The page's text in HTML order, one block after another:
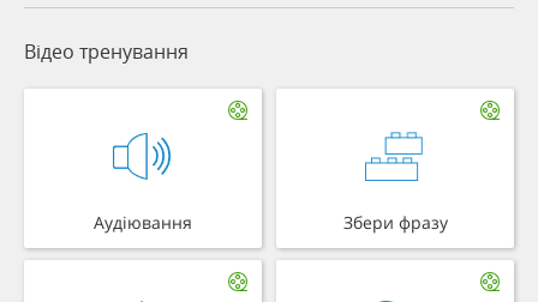
Відео тренування
Аудіювання Збери фразу